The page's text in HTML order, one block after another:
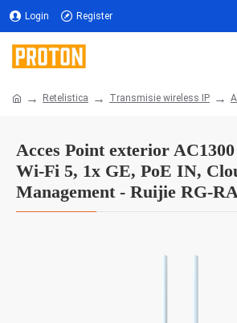
Login Register
Retelistica Transmisie wireless IP
Acces Point exterior
Wi-Fi 5, 1x GE, PoE IN,
Management - Ruijie RG-